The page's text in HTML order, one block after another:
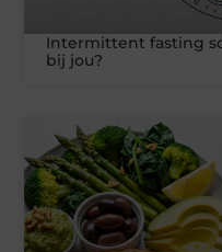
Intermittent fasting
bij jou?